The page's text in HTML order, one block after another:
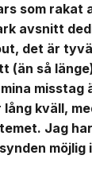
som rakat
avsnitt
det är
(än så
misstag
kväll,
Jag
möjlig